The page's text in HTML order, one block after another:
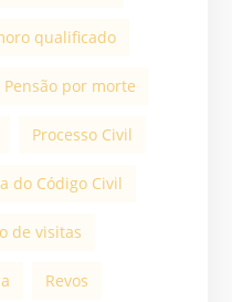
qualificado
Pensão por morte
Processo Civil
do Código Civil
de visitas
Revos